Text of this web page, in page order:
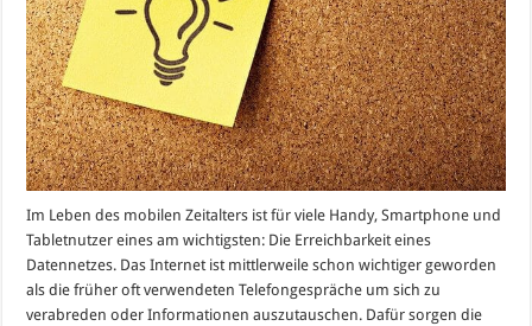
Im Leben des mobilen Zeitalters ist für viele Handy, Smartphone und
Tabletnutzer eines am wichtigsten: Die Erreichbarkeit eines
Datennetzes. Das Internet ist mittlerweile schon wichtiger geworden
als die früher oft verwendeten Telefongespräche um sich zu
verabreden oder Informationen auszutauschen. Dafür sorgen die